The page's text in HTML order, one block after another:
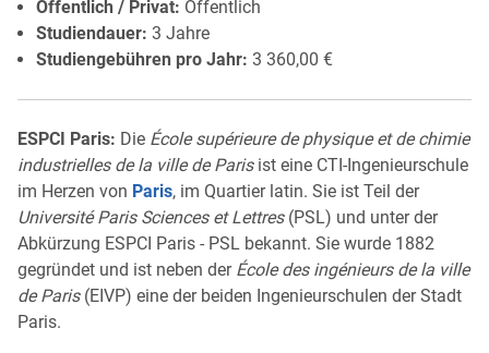
Öffentlich / Privat: Öffentlich
Studiendauer: 3 Jahre
Studiengebühren pro Jahr: 3 360,00 €
ESPCI Paris: Die École supérieure de physique et de chimie
industrielles de la ville de Parisist eine CTI-Ingenieurschule
im Herzen von Paris, im Quartier latin. Sie ist Teil der
Université Paris Sciences et Lettres(PSL) und unter der
Abkürzung ESPCI Paris - PSL bekannt. Sie wurde 1882
gegründet und ist neben der École des ingénieurs de la ville
de Paris(EIVP) eine der beiden Ingenieurschulen der Stadt
Paris.